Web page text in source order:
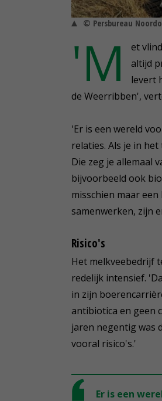
© Persbureau
'M
et
altijd
levert
de Weerribben',
'Er is een wereld
relaties. Als je in
Die zeg je allemaal
bijvoorbeeld ook
misschien maar
samenwerken, zijn
Risico's
Het melkveebedrijf
redelijk intensief.
in zijn
antibiotica en geen
jaren negentig was
vooral risico's.'
Er is een